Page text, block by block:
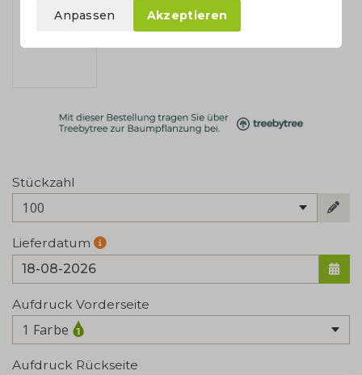
Stückzahl
100
Lieferdatum
Aufdruck Vorderseite
1 Farbe
Aufdruck Rückseite
Anpassen Akzeptieren